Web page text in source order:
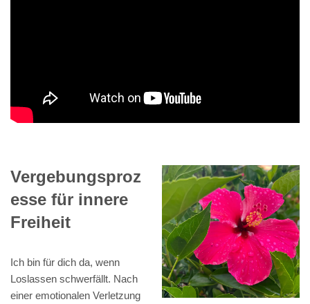
Vergebungsproz
esse für innere
Freiheit
Ich bin für dich da, wenn
Loslassen schwerfällt. Nach
einer emotionalen Verletzung